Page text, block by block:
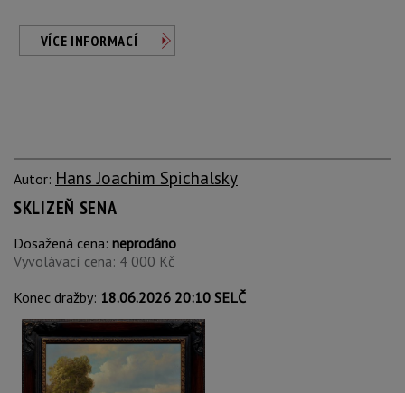
VÍCE INFORMACÍ
Autor: Hans Joachim Spichalsky
SKLIZEŇ SENA
Dosažená cena: neprodáno
Vyvolávací cena: 4 000 Kč
Konec dražby: 18.06.2026 20:10 SELČ